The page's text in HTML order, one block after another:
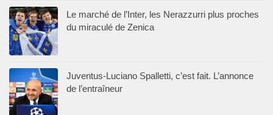
Le marché de l’Inter, les Nerazzurri plus proches
du miraculé de Zenica
Juventus-Luciano Spalletti, c’est fait. L’annonce
de l’entraîneur